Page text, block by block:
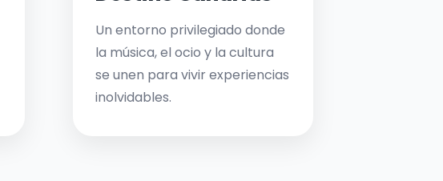
Un entorno privilegiado donde
la música, el ocio y la cultura
se unen para vivir experiencias
inolvidables.